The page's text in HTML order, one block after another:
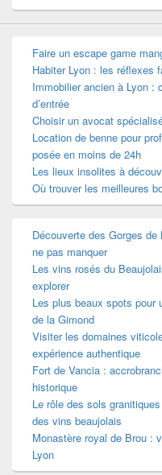
Faire un escape game
Habiter Lyon : les réflexes
Immobilier ancien à Lyon :
d’entrée
Choisir un avocat
Location de benne pour
posée en moins de 24h
Les lieux insolites à
Où trouver les meilleures
Découverte des Gorges
ne pas manquer
Les vins rosés du
explorer
Les plus beaux spots pour
de la Gimond
Visiter les domaines
expérience authentique
Fort de Vancia :
historique
Le rôle des sols
des vins beaujolais
Monastère royal de Brou :
Lyon